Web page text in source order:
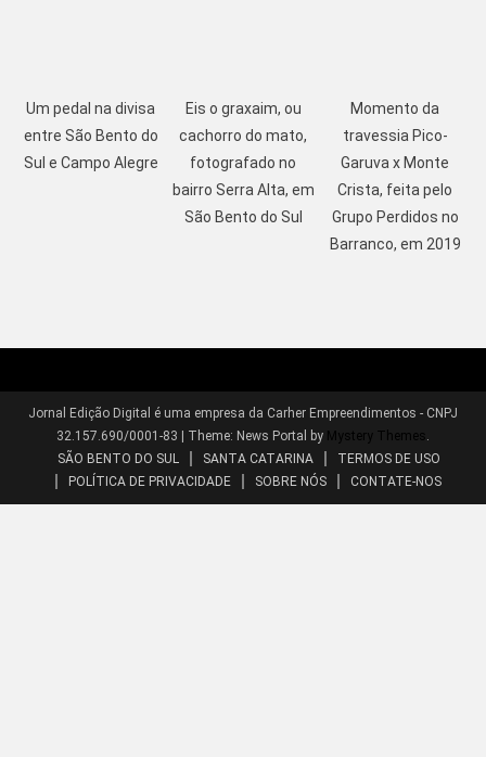
Um pedal na divisa
entre São Bento do
Sul e Campo Alegre
Eis o graxaim, ou
cachorro do mato,
fotografado no
bairro Serra Alta, em
São Bento do Sul
Momento da
travessia Pico-
Garuva x Monte
Crista, feita pelo
Grupo Perdidos no
Barranco, em 2019
Jornal Edição Digital é uma empresa da Carher Empreendimentos - CNPJ
32.157.690/0001-83 | Theme: News Portal by Mystery Themes
SÃO BENTO DO SUL
SANTA CATARINA
TERMOS DE USO
POLÍTICA DE PRIVACIDADE
SOBRE NÓS CONTATE-NOS